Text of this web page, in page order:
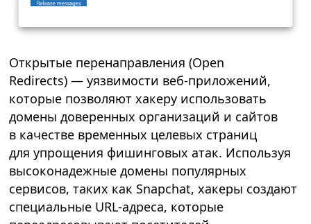
Открытые перенаправления (Open
Redirects) — уязвимости веб-приложений,
которые позволяют хакеру использовать
домены доверенных организаций и сайтов
в качестве временных целевых страниц
для упрощения фишинговых атак. Используя
высоконадежные домены популярных
сервисов, таких как Snapchat, хакеры создают
специальные URL-адреса, которые